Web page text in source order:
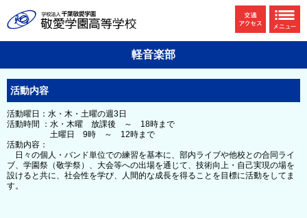
軽音楽部
活動内容
活動曜日：水・木・土曜の週3日
活動時間 ：水・木曜 放課後 ～ 18時まで
土曜日 9時 ～ 12時まで
活動内容：
日々の個人・バンド単位での練習を基本に、部内ライブや他校との合同ライ
ブ、学園祭（敬学祭）、大会等への出場を通じて、技術向上・自己実現の場を
設けると共に、社会性を学び、人間的な成長を得ることを目標に活動をしてま
す。